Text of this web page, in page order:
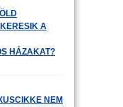
A
HÁZAKAT?
NEM